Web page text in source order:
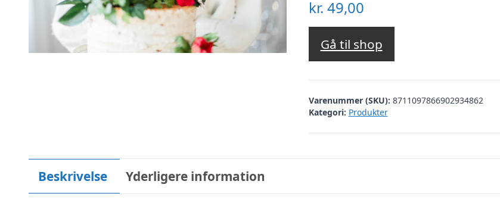
kr. 49,00
Gå til shop
Varenummer (SKU): 8711097866902934862
Kategori: Produkter
Beskrivelse Yderligere information